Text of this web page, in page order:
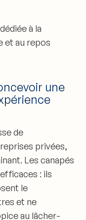
à la
et au repos
une
de
privées,
Les canapés
: ils
le
et ne
au lâcher-